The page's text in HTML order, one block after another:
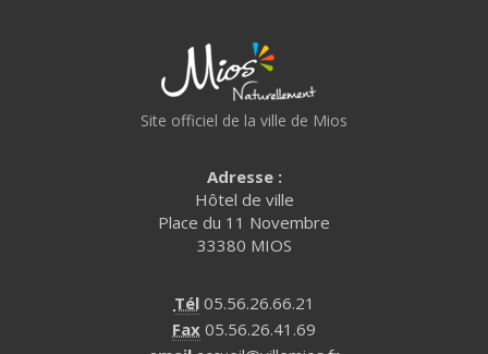
Site officiel de la ville de Mios
Adresse :
Hôtel de ville
Place du 11 Novembre
33380 MIOS
Tél05.56.26.66.21
Fax 05.56.26.41.69